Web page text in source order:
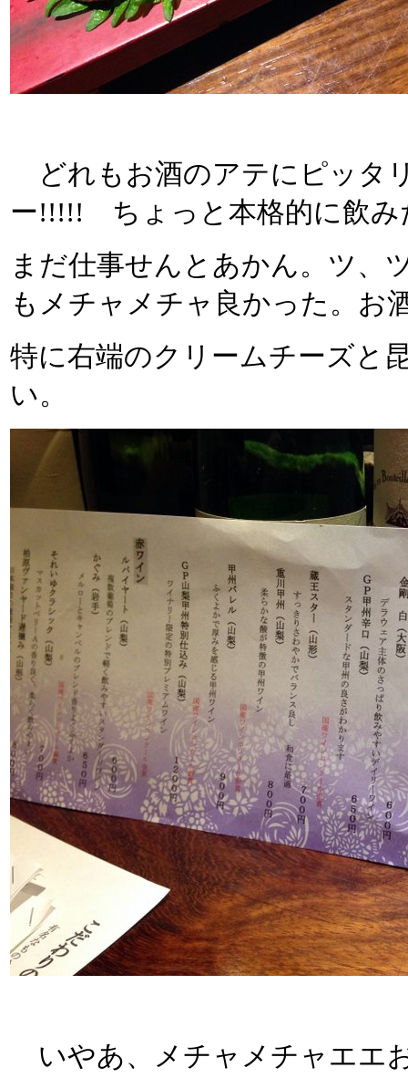
どれもお酒のアテにピッタ
ー!!!!! ちょっと本格的に飲み
まだ仕事せんとあかん。ツ
もメチャメチャ良かった。お
特に右端のクリームチーズと
い。
いやあ、メチャメチャエエ